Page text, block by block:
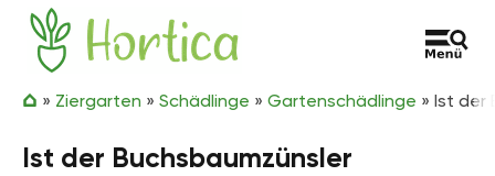
Zum Inhalt springen
Hortica
» Ziergarten » Schädlinge » Gartenschädlinge » Ist der
Ist der Buchsbaumzünsler